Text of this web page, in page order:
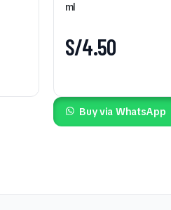
ml
S/4.50
Buy via WhatsApp